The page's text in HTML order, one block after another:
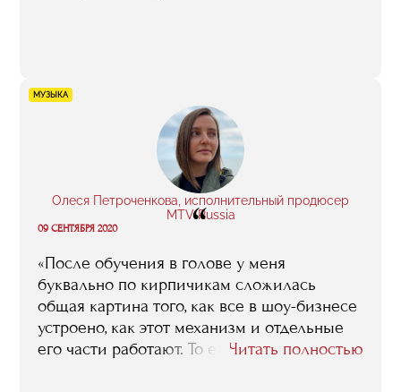
очень трезвое, надо сказать. Когда
владеешь реальной информацией, ты уже
не испытываешь восторгов по поводу
владения своим кафе, а максимально
адекватно оцениваешь риски и
соотносишь свои желания с
возможностями».
МУЗЫКА
Олеся Петроченкова, исполнительный продюсер
MTV Russia
“
09 СЕНТЯБРЯ 2020
«После обучения в голове у меня
буквально по кирпичикам сложилась
общая картина того, как все в шоу-бизнесе
устроено, как этот механизм и отдельные
его части работают. То есть я получила
Читать полностью